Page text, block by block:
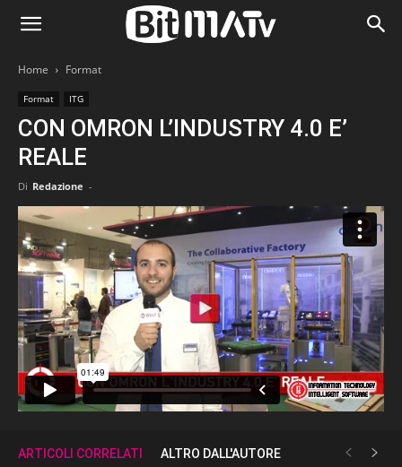
Home Format
Format ITG
CON OMRON L’INDUSTRY 4.0 E’
REALE
Di Redazione -
ARTICOLI CORRELATI ALTRO DALL'AUTORE